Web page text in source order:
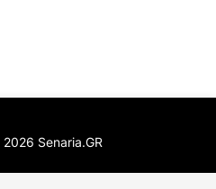
2026 Senaria.GR